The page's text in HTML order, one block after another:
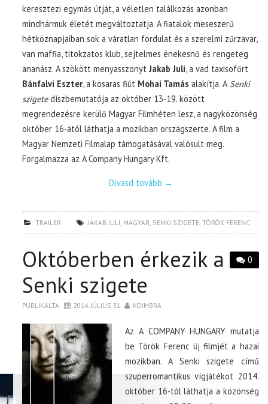
keresztezi egymás útját, a véletlen találkozás azonban
mindhármuk életét megváltoztatja. A fiatalok meseszerű
hétköznapjaiban sok a váratlan fordulat és a szerelmi zűrzavar,
van maffia, titokzatos klub, sejtelmes énekesnő és rengeteg
ananász. A szökött menyasszonytJakab Juli, a vad taxisofőrt
Bánfalvi Eszter, a kosaras fiút Mohai Tamás alakítja. ASenki
szigetedíszbemutatója az október 13-19. között
megrendezésre kerülő Magyar Filmhéten lesz, a nagyközönség
október 16-ától láthatja a mozikban országszerte. A film a
Magyar Nemzeti Filmalap támogatásával valósult meg.
Forgalmazza az A Company Hungary Kft.
Olvasd tovább →
TRAILER JAKAB JULI, MAGYAR, SENKI SZIGETE,TÖRÖK FERENC
0
Októberben érkezik a
Senki szigete
PUBLIKÁLTA 2014. JÚLIUS 31. KOIMBRA
Az A COMPANY HUNGARY mutatja
be Török Ferenc új filmjét a hazai
mozikban. A Senki szigete című
szuperromantikus vígjátékot 2014.
október 16-tól láthatja a közönség